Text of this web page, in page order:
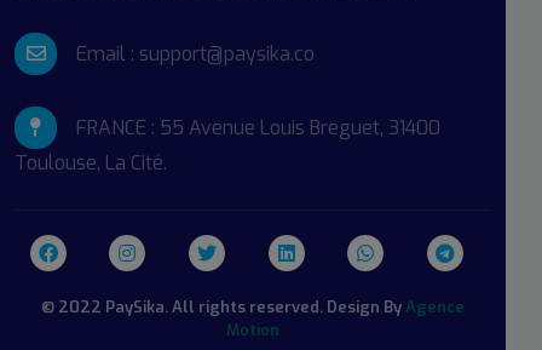
Email : support@paysika.co
FRANCE : 55 Avenue Louis Breguet, 31400
Toulouse, La Cité.
© 2022 PaySika. All rights reserved. Design ByAgence
Motion